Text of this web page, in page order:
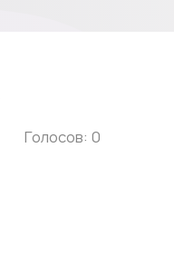
Голосов: 0